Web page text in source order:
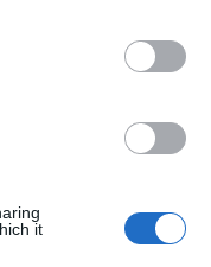
it
Σικάγο ο άλλοτε
EBITDA στα 1,2